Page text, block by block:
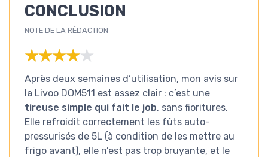
CONCLUSION
NOTE DE LA RÉDACTION
★★★★★
★★★★★
Après deux semaines d’utilisation, mon avis sur
la Livoo DOM511 est assez clair : c’est une
tireuse simple qui fait le job, sans fioritures.
Elle refroidit correctement les fûts auto-
pressurisés de 5L (à condition de les mettre au
frigo avant), elle n’est pas trop bruyante, et le